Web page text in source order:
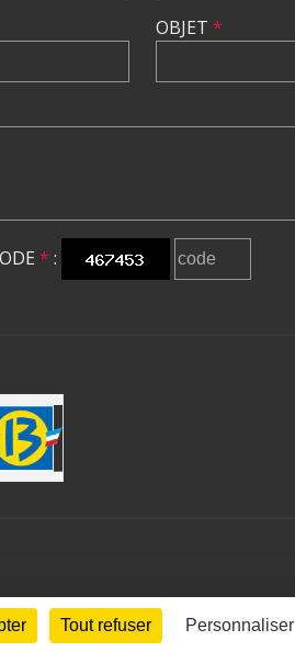
OBJET *
* :
Tout refuser Personnaliser